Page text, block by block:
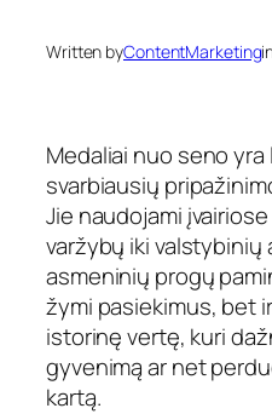
Written byContentMarketing
Medaliai nuo seno yra
svarbiausių
Jie naudojami
varžybų iki valstybinių
asmeninių progų
žymi pasiekimus, bet
istorinę vertę, kuri
gyvenimą ar net
kartą.